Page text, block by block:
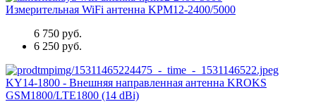
Измерительная WiFi антенна KPM12-2400/5000
6 750 руб.
6 250 руб.
KY14-1800 - Внешняя направленная антенна KROKS
GSM1800/LTE1800 (14 dBi)